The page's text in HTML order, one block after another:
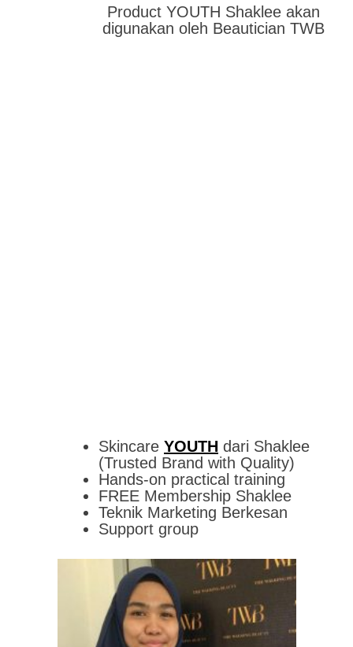
Product YOUTH Shaklee akan
digunakan oleh Beautician TWB
Skincare YOUTH dari Shaklee
(Trusted Brand with Quality)
Hands-on practical training
FREE Membership Shaklee
Teknik Marketing Berkesan
Support group